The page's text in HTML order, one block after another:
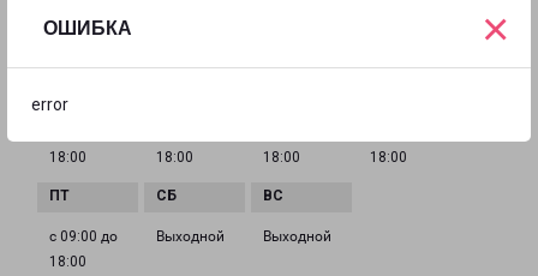
ОШИБКА
error
×
18:00
18:00
18:00
18:00
с 09:00 до
18:00
Выходной Выходной